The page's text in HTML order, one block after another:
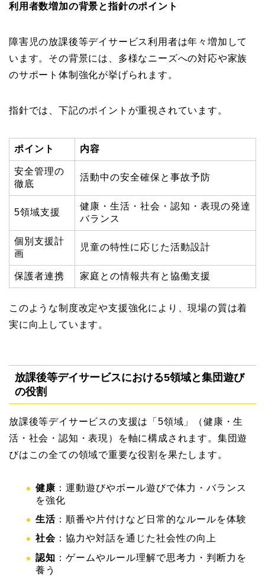
利用者数増加の背景と指針のポイント
障害児の放課後等デイサービス利用者は年々増加して
います。その背景には、多様なニーズへの対応や家族
のサポート体制強化が挙げられます。
指針では、下記のポイントが重視されています。
ポイント 内容
安全管理の
徹底
活動中の安全確保と事故予防
5領域支援
健康・生活・社会・認知・表現の発達
バランス
個別支援計
画
児童の特性に応じた活動設計
保護者連携 家庭との情報共有と協働支援
このような制度改定や支援強化により、現場の質は着
実に向上しています。
放課後等デイサービスにおける5領域と集団遊び
の役割
放課後等デイサービスの支援は「5領域」（健康・生
活・社会・認知・表現）を軸に構成されます。集団遊
びはこの全ての領域で重要な役割を果たします。
健康 ：運動遊びやボール遊びで体力・バランス
を強化
生活 ：順番や片付けなど日常的なルールを体験
社会 ：協力や対話を通じた社会性の向上
認知 ：ゲームやルール理解で思考力・判断力を
養う